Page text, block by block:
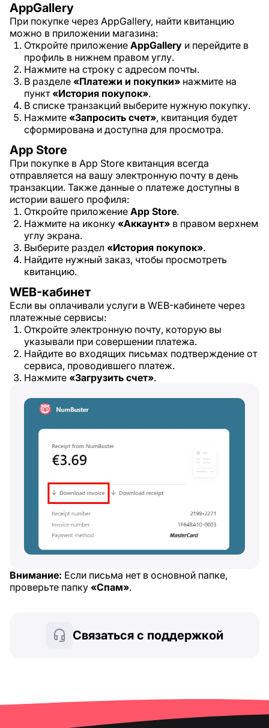
AppGallery
При покупке через AppGallery, найти квитанцию
можно в приложении магазина:
Откройте приложение AppGallery и перейдите в
профиль в нижнем правом углу.
Нажмите на строку с адресом почты.
В разделе «Платежи и покупки» нажмите на
пункт«История покупок».
В списке транзакций выберите нужную покупку.
Нажмите «Запросить счет», квитанция будет
сформирована и доступна для просмотра.
App Store
При покупке в App Store квитанция всегда
отправляется на вашу электронную почту в день
транзакции. Также данные о платеже доступны в
истории вашего профиля:
Откройте приложение App Store.
Нажмите на иконку «Аккаунт» в правом верхнем
углу экрана.
Выберите раздел «История покупок».
Найдите нужный заказ, чтобы просмотреть
квитанцию.
WEB-кабинет
Если вы оплачивали услуги в WEB-кабинете через
платежные сервисы:
Откройте электронную почту, которую вы
указывали при совершении платежа.
Найдите во входящих письмах подтверждение от
сервиса, проводившего платеж.
Нажмите «Загрузить счет».
Внимание: Если письма нет в основной папке,
проверьте папку «Спам».
Связаться с поддержкой